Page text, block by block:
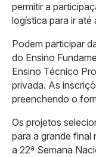
permitir a
logística para ir até
Podem participar
do Ensino
Ensino Técnico
privada. As
preenchendo o
Os projetos
para a grande final
a 22ª Semana